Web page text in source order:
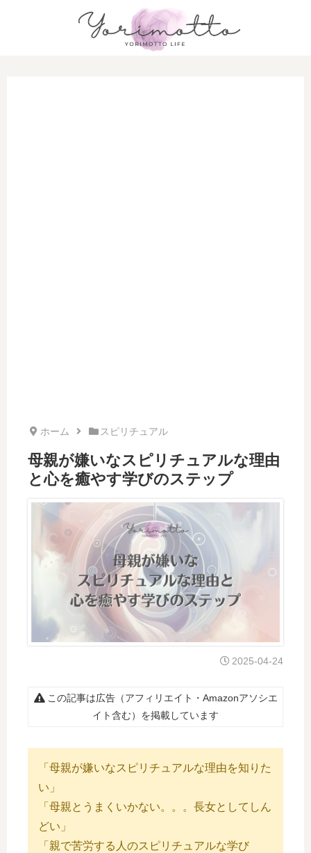
ホーム スピリチュアル
母親が嫌いなスピリチュアルな理由
と心を癒やす学びのステップ
2025-04-24
この記事は広告（アフィリエイト・Amazonアソシエ
イト含む）を掲載しています
「母親が嫌いなスピリチュアルな理由を知りた
い」
「母親とうまくいかない。。。長女としてしん
どい」
「親で苦労する人のスピリチュアルな学び